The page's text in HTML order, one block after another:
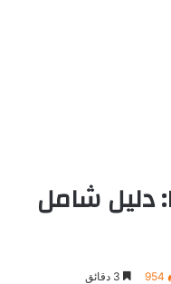
كيف تصبح موزع IPTV: دليل شامل
954